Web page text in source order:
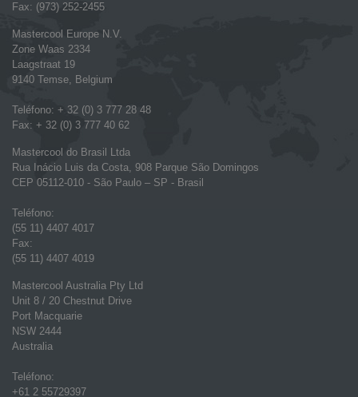
Fax: (973) 252-2455
Mastercool Europe N.V.
Zone Waas 2334
Laagstraat 19
9140 Temse, Belgium
Teléfono: + 32 (0) 3 777 28 48
Fax: + 32 (0) 3 777 40 62
Mastercool do Brasil Ltda
Rua Inácio Luis da Costa, 908 Parque São Domingos
CEP 05112-010 - São Paulo – SP - Brasil
Teléfono:
(55 11) 4407 4017
Fax:
(55 11) 4407 4019
Mastercool Australia Pty Ltd
Unit 8 / 20 Chestnut Drive
Port Macquarie
NSW 2444
Australia
Teléfono:
+61 2 55729397